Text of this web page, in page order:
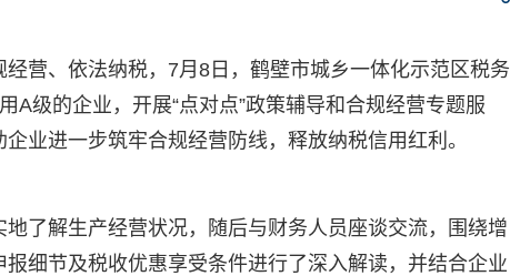
营、依法纳税，7月8日，鹤壁市城乡一体化示范区税务
A级的企业，开展“点对点”政策辅导和合规经营专题服
业进一步筑牢合规经营防线，释放纳税信用红利。
了解生产经营状况，随后与财务人员座谈交流，围绕增
细节及税收优惠享受条件进行了深入解读，并结合企业